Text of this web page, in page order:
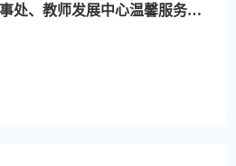
党委教师工作部、人事处、教师发展中心温馨服务提示（第12周）